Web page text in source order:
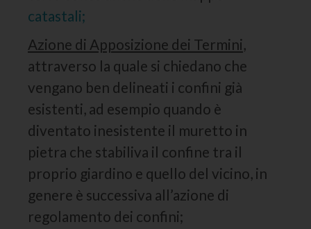
catastali;
Azione di Apposizione dei Termini,
attraverso la quale si chiedano che
vengano ben delineati i confini già
esistenti, ad esempio quando è
diventato inesistente il muretto in
pietra che stabiliva il confine tra il
proprio giardino e quello del vicino, in
genere è successiva all’azione di
regolamento dei confini;